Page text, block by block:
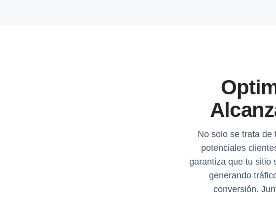
No solo se trata de
potenciales
garantiza que tu sitio
generando
conversión.